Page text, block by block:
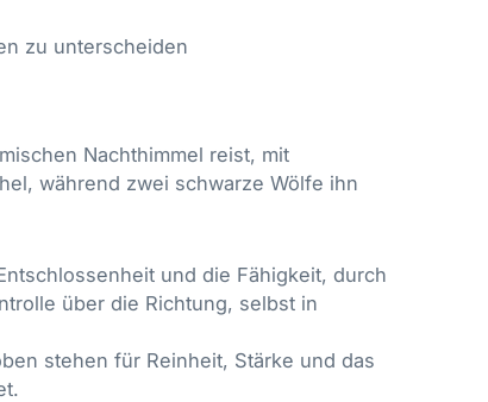
zu unterscheiden
Nachthimmel reist, mit
während zwei schwarze Wölfe ihn
und die Fähigkeit, durch
über die Richtung, selbst in
stehen für Reinheit, Stärke und das